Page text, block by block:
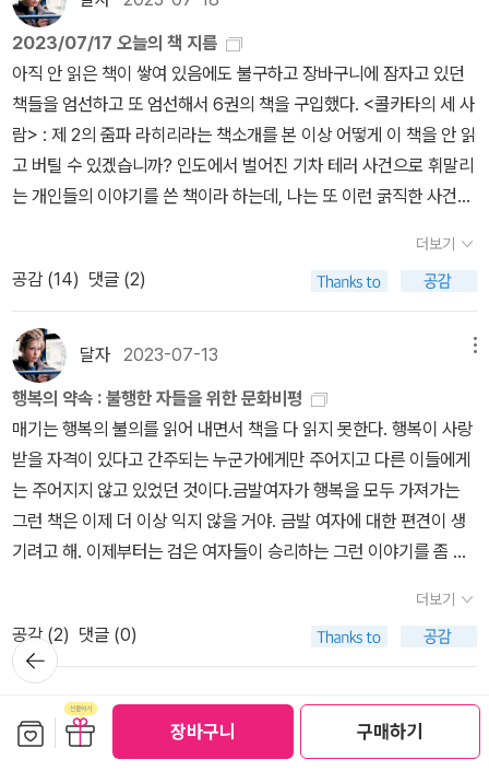
장바구니 구매하기
본 풍경>캬, 역시 아서 밀러. 이 작품도 미쳤어. 질투와 배신, 포비아
적 감정에 대한 묘사 등 인간 내면의 강렬하고도 복잡한 심리와 욕망,
끝내 그 욕망으로 인해 파멸해 가는 과정을 그려내는 솜씨는 이 작품
에서도 여전하다. <세일즈맨의 죽음>으로 유명한 아서 밀러, 이 작품
도 필독!(지만지 종이책 비싸다고 여겨지는 분은 전자책도 있어요....)
얼마전 페넬로페 님이 지만지 관계자냐고 물으셨는데 아닙니다. ㅋㅋ
ㅋㅋㅋㅋㅋㅋ 예전에 지만지에서 제가 쓴 문구 자기들 홍보문구로 써
교가 오히려 본질을 흐리기도 한다고 보는 편. 그런데 <암전들>은 달
랐다. 이런 방식으로 역사에서 지워버리려고 했던 퀴어들의 목소리를
되살릴 수도 있구나, 퀴어 문학도 이렇게 진보하는구나 소름 돋았던
작품. 20세기 초 퀴어 사회학자 잰 게이가 실제 퀴어들로부터 수집한
인터뷰를 담은 연구서 <성적 변종들: 동성애 패턴 연구>를 바탕으로
사실과 허구를 교묘히 뒤섞으면서 침묵을 강요당한 존재들의 목소리
를 되살린다. 미시마 유키오, <우국·한여름의 죽음 외 22편>좋아하
지 않는 작가가 틀림없는데도 계속 작품은 찾아 읽는 것을 보면, 참 미
치도록 잘 쓰는 작가라는 것은 인정하지 않을 수밖에 없는 듯. 데뷔작
이 실렸다. 열여섯에 썼다는 첫 작품 <꽃이 한창인 숲> 읽으면서 감
탄하면서도 좌절했다(그래, 나여, 소설은 이제 쓰지 마.......). <우국>
을 읽다 보면 왜 한국의 신모작가가 표절의 충동&욕구를 끝내 참지
못했는지 절로 알게 된다. 헨리 제임스, <보스턴 사람들>“도대체 올
리브의 성별은 무엇이란 말인가!” 내가 이래서 헨리 제임스를 끊을 수
가 없어! 19세기 작품에 페미니즘/가짜페미니즘/반페미니즘/미소지
한데 행복하기 힘든 것이 요즘, 자본주의가 고도로 발달한 사회에서
만 일어나는 일은 아니었구나. 논어 (The Analects of Confucius)
를 읽으면 행복에 조금 더 가까워질 수 있을까? <행복의 약속>을 읽
고 더 비뚤어진 나는 ㅋㅋ 굳이 읽지 않아도 될 것 같다. If you mak
e a mistake and do not correct it, this is called a mistake.이
말은 좋았다. Chap. 34 The Rise of Julius Caesar 'By the time
of five or six different countries! And I haven't donea anyth
ing remarkable yet! I should weep and sad!'이런 생각을 해야
사람이 역사에 이름을 남기는 것 같다. 나는 이런 생각을 하고 싶지도
않고 이름을 남기고 싶지도 않아서 다행이다.
그 참혹한 경험을 했다는 것에 안타까움을 느끼며 그럼에도 이렇게
살아남아 이런 글을 썼다는 것에 존경을 표하며..... 그나저나 성구매
를 자유로운 성생활로 포장해 아무렇지 않게 행하는 자들을 더더욱
혐오하기로. 으휴 드런 놈들. 아일랜드에서는 인구 15명 당 1명꼴로
성구매를 한다는데 여기 대한민국은 아마도 음.... 테오도어 W. 아도
르노, <신극우주의의 양상>철학자 김진영의 글을 읽다 보면 자연스
레 아도르노가 궁금해진다. 이 책은 가볍기도 하고 예쁘기도 해서
(응?) 일단 사고 싶어졌다. 아도르노가 1967년 오스트리아 빈 대학
9년에 처음 출판되었는데, 출간 즉시 베스트셀러에 오르며 ‘아도르노
다시 읽기’ 붐을 일으켰다고. 테리 이글턴, <비극>아, 이 책 출간되었
을 때 서체가 마음에 안 들어서(아니 본문도 왜 계속 고딕계열로 나가
는 거죠?!) 에이, 하고 안 샀는데 아무래도 궁금해서 샀다. 비극의 의
미와 비극이라는 장르가 필요한 이유, 비극 자체를 어떻게 바라볼지
에 관한 테리 이글턴의 사유가 담긴 책. 자크 랑시에르, <프롤레타리
아의 밤- 노동자의 꿈 아카이브>랑시에르가 노동자의 말하기에 주목
하여 나온 결과물- 이 책은 랑시에르의 국가박사학위논문으로, 그가
문서고에서 1830~50년대 프랑스 노동자들의 저널과 일기, 편지들
을 반영한다거나 동질적인 문화를 표현한다고 추론하는 역사학적 방
법론에 대한 비판, 노동자의 과학임을 자처했던 마르크스주의 이론을
포함한 학문적 사유에 내재적인 분할 논리에 대한 비판을 담고 있다.’
회학자인 르페브르. 르페브르는 하이데거의 <존재와 시간>처럼 시간
의 문제를 철학의 중심에 놓고 사고한 서양철학의 경향에서 벗어난
산공원의 야외 생활 운동 기구 시설 쪽을 비춰줄 때도 있다. 늦은 시간
에도 간혹 운동기구에 올라타 다리를 크게 휘적휘적 거리는 시민들의
모습도 보이고, 늦은 강아지 산책에 나온 사람도 보이고, 아니면 저 멀
리자동차들의 전조등 불빛으로 환하게 빛나는 한강 다리도 보인다.서
울 한강 라이브캠은 언제나 같은 장소를 비춘다. 반포대교의 측면을
보여주는데 이 시간에도 어딘가로 가기 위해 다리 위를 지나는 자동
차들이 한 둘 지나는 걸 가만히 바라본다. 얼마 전 비가 많이 왔을 때
는 잠수교와 한강공원이 침수된 모습도 볼 수 있었다.그래서 이곳에
서 가장 외로운 시간은 내가 떠나온 곳의 시차를 따라간다. 깊은 잠에
르는 시간. 이 시간엔 모처럼 오랜만에 보고싶은 한국의 친구들에게
연락을 할 수도, 집에 계신 부모님께 마망이 사진을 보내달라고 대뜸
메세지를 보낼 수도 없는 시간. (우리집 강아지 이름이다. 유기견 보
호 센터에서 임신한 상태로 구조되어 보호 센터에서 새끼를 낳아, 보
호소에서 불어로 엄마, 라는 뜻인 '마망'이라는 이름을 지어주었다. 우
리가 입양했을 때 마망이는 이미 자신의 이름을 마망이로 알고 있는
상태여서 구태여 이름을 바꾸지 않았다.)사실 이 시간에 책을 읽기에
가장 좋은 시간인데, 이상하게 이 시간엔 책도 잘 읽히지 않는다. 어쩌
데, 도통 이 시간을 알차게 쓸 마음이 잘 내키지 않는다. 센치하고 싶
진 않은데 뭐랄까, 촥 가라앉는다고 해야할까? 책을 꺼내 읽어도 도
통 눈이 활자를 잘 좇아가질 못한다.7시 45분 열차에서의 고백을 어
제부터 읽기 시작해서 1/6정도? 읽은 것 같다. 여자를 중심으로 흘러
가는 스릴러물을 좋아한다. 아직까지 등장인물들의 배경이 다 알려지
지 않은 상태이다. 근데 이유는 다양하지만 결국 남자때문에 발목잡
2023/07/17 오늘의 책 지름
아직 안 읽은 책이 쌓여 있음에도 불구하고 장바구니에 잠자고 있던
책들을 엄선하고 또 엄선해서 6권의 책을 구입했다. <콜카타의 세 사
람> : 제 2의 줌파 라히리라는 책소개를 본 이상 어떻게 이 책을 안 읽
고 버틸 수 있겠습니까? 인도에서 벌어진 기차 테러 사건으로 휘말리
는 개인들의 이야기를 쓴 책이라 하는데, 나는 또 이런 굵직한 사건이
습니까? 그러면 별 수 있겠습니까 ? 사야죠... <사람들은 죽은 유대
인을 사랑한다> : 정희진 선생님의 오디오북에서 다뤄진 적이 있었던
책. 예전에도 이름은 들어봤던 책인데 그 당시에는 전자책으로 출간
이 안됐던 것으로 기억하는데 다시 한번 검색하니 전자책으로 출간이
되었길래 얼른 구매했다. 나는 이 제목이 마음에 든다. 돌려 말하지 않
고 바로 본지를 꿰뚫는 책 제목. 다시 말하면, 사람들은 약자가, 소수
자가 죽어야만 사랑한다. 원래의 나라면 관심 갖고 않고 지나칠만한,
인생의 교훈을 알려주는 지침서같은 류일 거라 생각했는데, 애독하는
알라디너님들께서 읽고 좋은 리뷰를 많이 남겨주셔서 믿고 구입해 보
았다.그나저나 알라딘 서재를 시작한 지 얼마 되지 않아 몰랐는데 땡
스투라는 시스템이 있다면서요? 진작 할걸.... 제게 책 지름을 사하신
분들께 땡스투 앞으로 까먹지 않고 누르도록 하겠습니다! 우리가 간
혹 쓰는 말 중엔 이런 표현이 있다. '야 그건 돈 줘도 안해' '그건 돈 줘
도 안먹어'돈을 주면 한다.모두가 꺼리는 노동을 돈을 주고 시킨다.돈
으로 외주할 수 있는 오늘날의 모든 것들의 어두운 실상을, 사실 대충
은 알겠지만 자세힌 알고 싶지 않는 바로 그 어두운 면을 큰맘먹고 파
고들기로 결심했다. 일본어가 모국어인 작가가 독일로 이주하여 독어
더보기
공감 (14) 댓글 (2)
달자 2023-07-13
행복의 약속 : 불행한 자들을 위한 문화비평
매기는 행복의 불의를 읽어 내면서 책을 다 읽지 못한다. 행복이 사랑
받을 자격이 있다고 간주되는 누군가에게만 주어지고 다른 이들에게
는 주어지지 않고 있었던 것이다.금발여자가 행복을 모두 가져가는
그런 책은 이제 더 이상 익지 않을 거야. 금발 여자에 대한 편견이 생
기려고 해. 이제부터는 검은 여자들이 승리하는 그런 이야기를 좀 줘.
자들의 복수를 하고 싶어.행복을 삶과 상상력과 욕망의 포기로 서술
하는 것이다.행복이 무엇을 포기하게 하는지, 누구를 포기하는지 보
여 주면서 행복의 불의를 환기하고 있기도 하다. 행복으 포기하는 사
람들을 포기하면서 행복은 그 일관성을 얻는다. 우리는 행복을 아주
단순히 관습이라고 말할 수도 있다.페미니즘은 가족 형태의 재생산을
중심으로 뭉쳐지지 않는 여성들의 욕망에 시간과 공간을 부여한다.
더보기
공감 (2) 댓글 (0)
더보기
뒤로가
기